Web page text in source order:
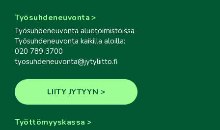
Työsuhdeneuvonta
Työsuhdeneuvonta aluetoimistoissa
Työsuhdeneuvonta kaikilla aloilla:
020 789 3700
tyosuhdeneuvonta@jytyliitto.fi
LIITY JYTYYN
Työttömyyskassa